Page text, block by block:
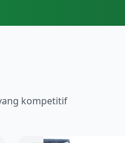
kompetitif